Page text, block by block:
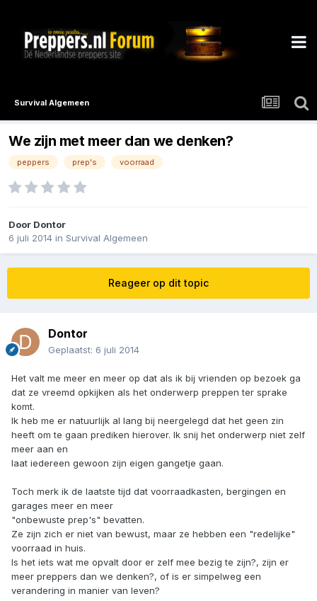
Survival Algemeen
We zijn met meer dan we denken?
peppers prep's voorraad
Door Dontor
6 juli 2014 in Survival Algemeen
Reageer op dit topic
Dontor
Geplaatst: 6 juli 2014
Het valt me meer en meer op dat als ik bij vrienden op bezoek ga
dat ze vreemd opkijken als het onderwerp preppen ter sprake
komt.
Ik heb me er natuurlijk al lang bij neergelegd dat het geen zin
heeft om te gaan prediken hierover. Ik snij het onderwerp niet zelf
meer aan en
laat iedereen gewoon zijn eigen gangetje gaan.
Toch merk ik de laatste tijd dat voorraadkasten, bergingen en
garages meer en meer
"onbewuste prep's" bevatten.
Ze zijn zich er niet van bewust, maar ze hebben een "redelijke"
voorraad in huis.
Is het iets wat me opvalt door er zelf mee bezig te zijn?, zijn er
meer preppers dan we denken?, of is er simpelweg een
verandering in manier van leven?